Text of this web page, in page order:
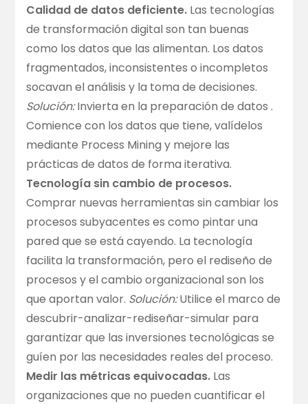
Calidad de datos deficiente. Las tecnologías
de transformación digital son tan buenas
como los datos que las alimentan. Los datos
fragmentados, inconsistentes o incompletos
socavan el análisis y la toma de decisiones.
Solución:Invierta en la preparación de datos .
Comience con los datos que tiene, valídelos
mediante Process Mining y mejore las
prácticas de datos de forma iterativa.
Tecnología sin cambio de procesos.
Comprar nuevas herramientas sin cambiar los
procesos subyacentes es como pintar una
pared que se está cayendo. La tecnología
facilita la transformación, pero el rediseño de
procesos y el cambio organizacional son los
que aportan valor. Solución:Utilice el marco de
descubrir-analizar-rediseñar-simular para
garantizar que las inversiones tecnológicas se
guíen por las necesidades reales del proceso.
Medir las métricas equivocadas. Las
organizaciones que no pueden cuantificar el